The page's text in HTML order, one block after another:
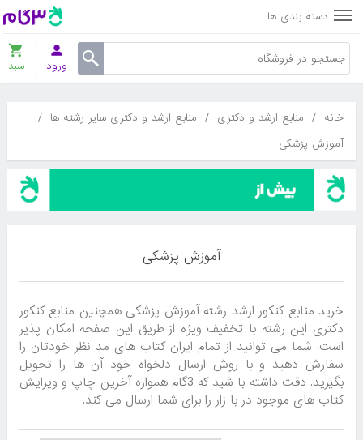
دسته بندی ها
ورود سبد
خانه / منابع ارشد و دکتری / منابع ارشد و دکتری سایر رشته ها /
آموزش پزشکی
آموزش پزشکی
خرید منابع کنکور ارشد رشته آموزش پزشکی همچنین منابع کنکور
دکتری این رشته با تخفیف ویژه از طریق این صفحه امکان پذیر
است. شما می توانید از تمام ایران کتاب های مد نظر خودتان را
سفارش دهید و با روش ارسال دلخواه خود آن ها را تحویل
بگیرید. دقت داشته با شید که 3گام همواره آخرین چاپ و ویرایش
کتاب های موجود در با زار را برای شما ارسال می کند.